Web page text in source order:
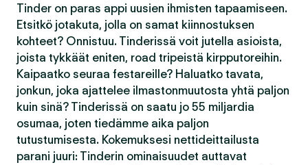
Tinder on paras appi uusien ihmisten tapaamiseen.
Etsitkö jotakuta, jolla on samat kiinnostuksen
kohteet? Onnistuu. Tinderissä voit jutella asioista,
joista tykkäät eniten, road tripeistä kirpputoreihin.
Kaipaatko seuraa festareille? Haluatko tavata,
jonkun, joka ajattelee ilmastonmuutosta yhtä paljon
kuin sinä? Tinderissä on saatu jo 55 miljardia
osumaa, joten tiedämme aika paljon
tutustumisesta. Kokemuksesi nettideittailusta
parani juuri: Tinderin ominaisuudet auttavat